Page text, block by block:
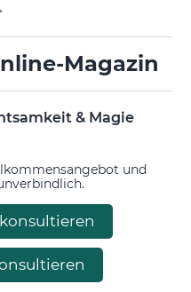
Magazin
& Magie
und